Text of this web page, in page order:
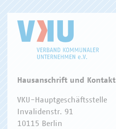
Hausanschrift und Kontakt
VKU-Hauptgeschäftsstelle
Invalidenstr. 91
10115 Berlin